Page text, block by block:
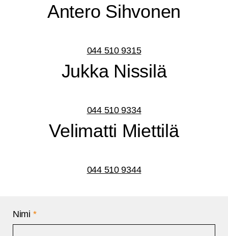
Ante­ro Sihvonen
044 510 9315
Juk­ka Nissilä
044 510 9334
Veli­mat­ti Miettilä
044 510 9344
Nimi *